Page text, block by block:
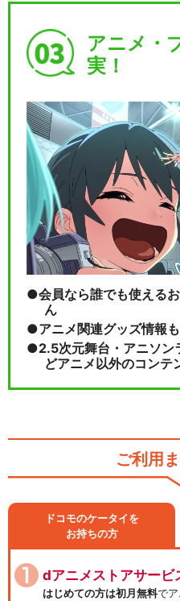
アニメ・
実！
会員なら誰でも使える
ん
アニメ関連グッズ情報
2.5次元舞台・アニソン
どアニメ以外のコンテ
ご利用
ドコモのケータイを
お持ちの方
dアニメストアサービ
はじめての方は初月無料でア